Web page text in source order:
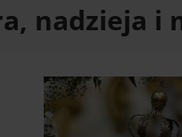
nadzieja i